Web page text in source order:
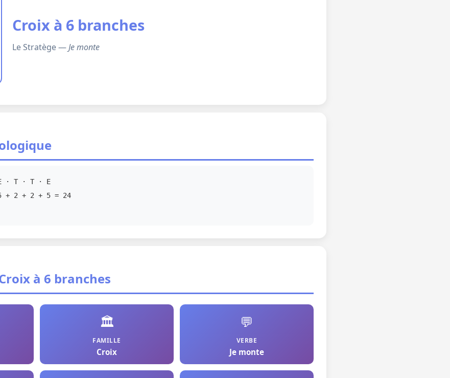
Croix à 6 branches
Le Stratège —Je monte
· T · T · E
+ 2 + 2 + 5 = 24
à 6 branches
🏛️
FAMILLE
Croix
💬
VERBE
Je monte